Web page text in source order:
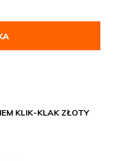
KLIK-KLAK ZŁOTY